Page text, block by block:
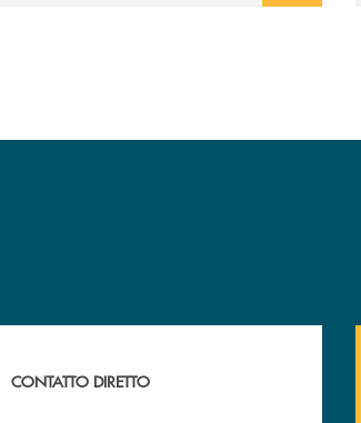
di assistenza immediata ? Contattaci .
CONTATTO DIRETTO